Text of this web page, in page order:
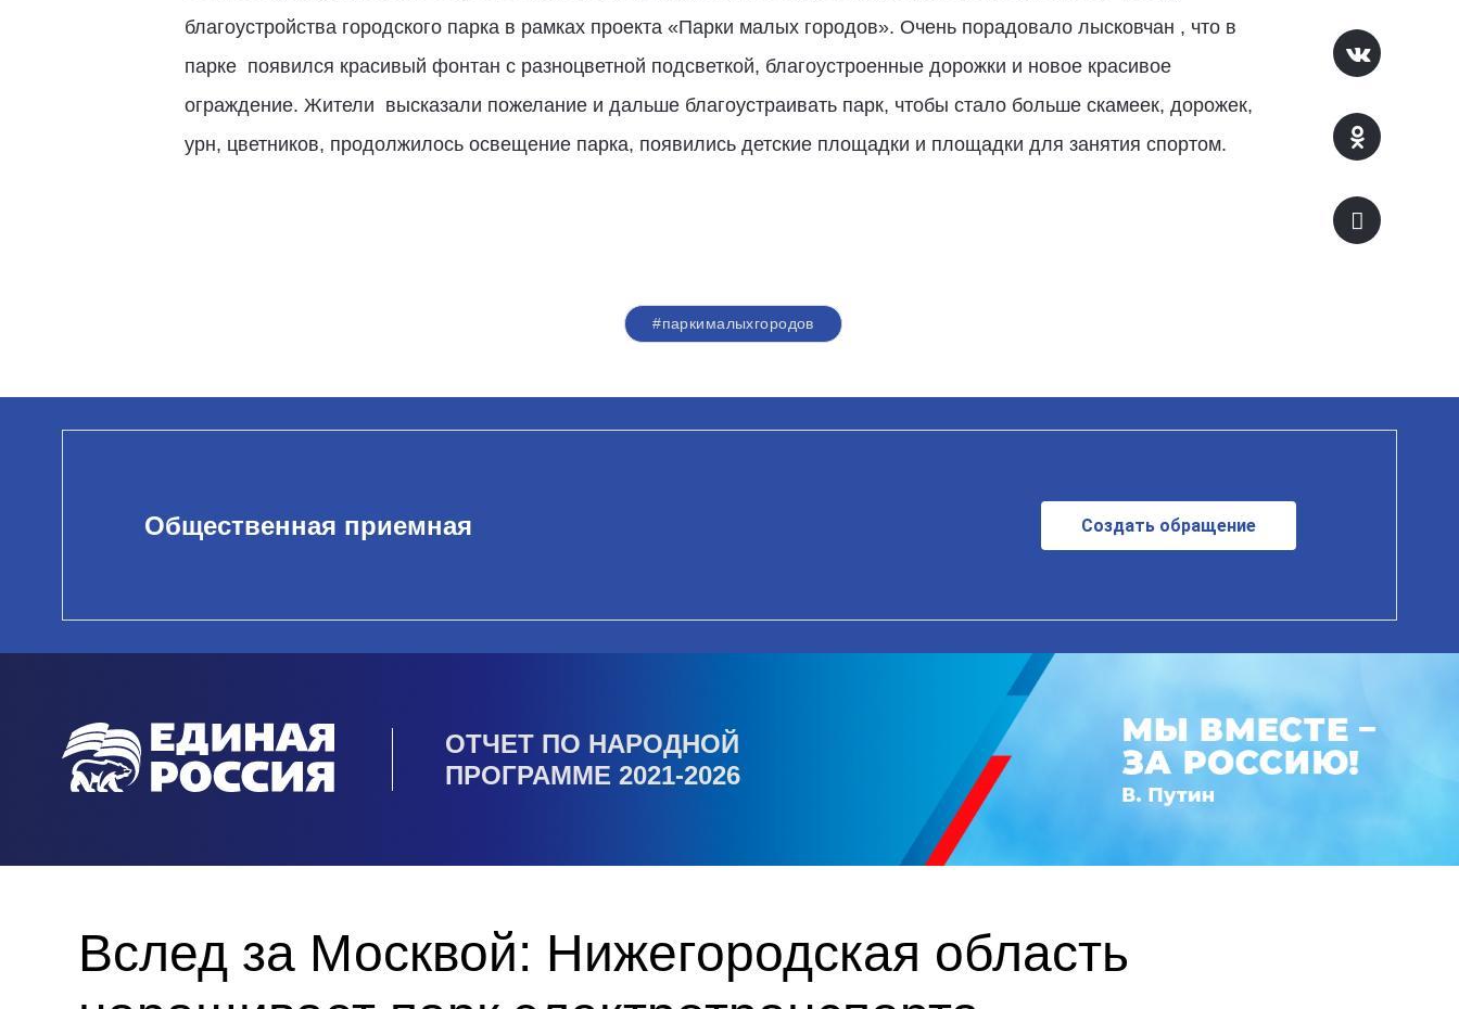
благоустройства городского парка в рамках проекта «Парки малых городов». Очень порадовало лысковчан , что в
парке появился красивый фонтан с разноцветной подсветкой, благоустроенные дорожки и новое красивое
ограждение. Жители высказали пожелание и дальше благоустраивать парк, чтобы стало больше скамеек, дорожек,
урн, цветников, продолжилось освещение парка, появились детские площадки и площадки для занятия спортом.
#паркималыхгородов
Общественная приемная Создать обращение
ОТЧЕТ ПО НАРОДНОЙ
ПРОГРАММЕ 2021-2026
Вслед за Москвой: Нижегородская область